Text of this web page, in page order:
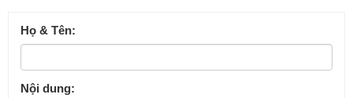
Họ & Tên:
Nội dung: